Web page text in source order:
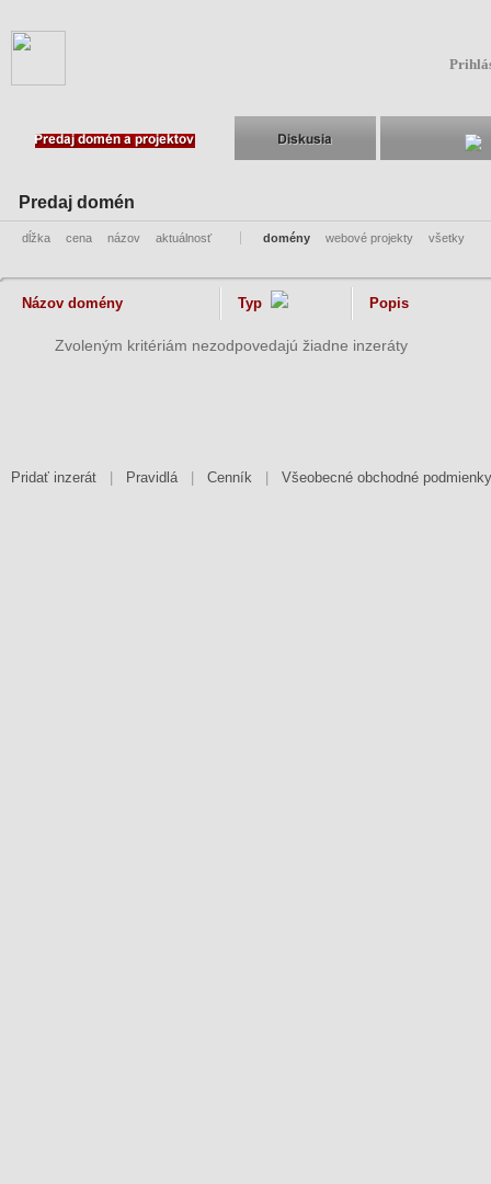
Predaj domén
dĺžka cena názov aktuálnosť domény webové projekty všetky
Názov domény Typ Popis
Zvoleným kritériám nezodpovedajú žiadne inzeráty
Pridať inzerát Pravidlá| Cenník Všeobecné obchodné podmienky